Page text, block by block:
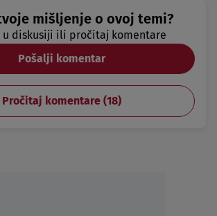
mišljenje o ovoj temi?
u diskusiji ili pročitaj komentare
Pošalji komentar
Pročitaj komentare (18)